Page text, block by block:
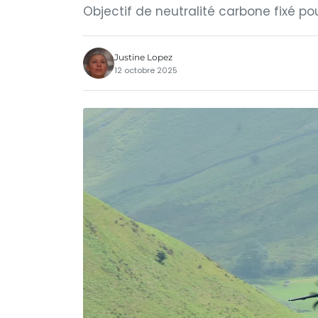
Objectif de neutralité carbone fixé
Justine Lopez
12 octobre 2025